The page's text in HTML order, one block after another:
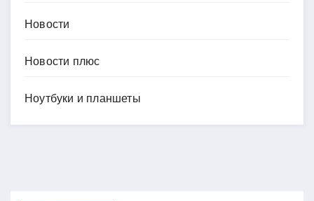
Новости
Новости плюс
Ноутбуки и планшеты